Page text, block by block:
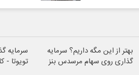
بهتر از این مگه داریم؟ سرمایه
گذاری روی سهام مرسدس بنز
سرمایه
تویوتا -